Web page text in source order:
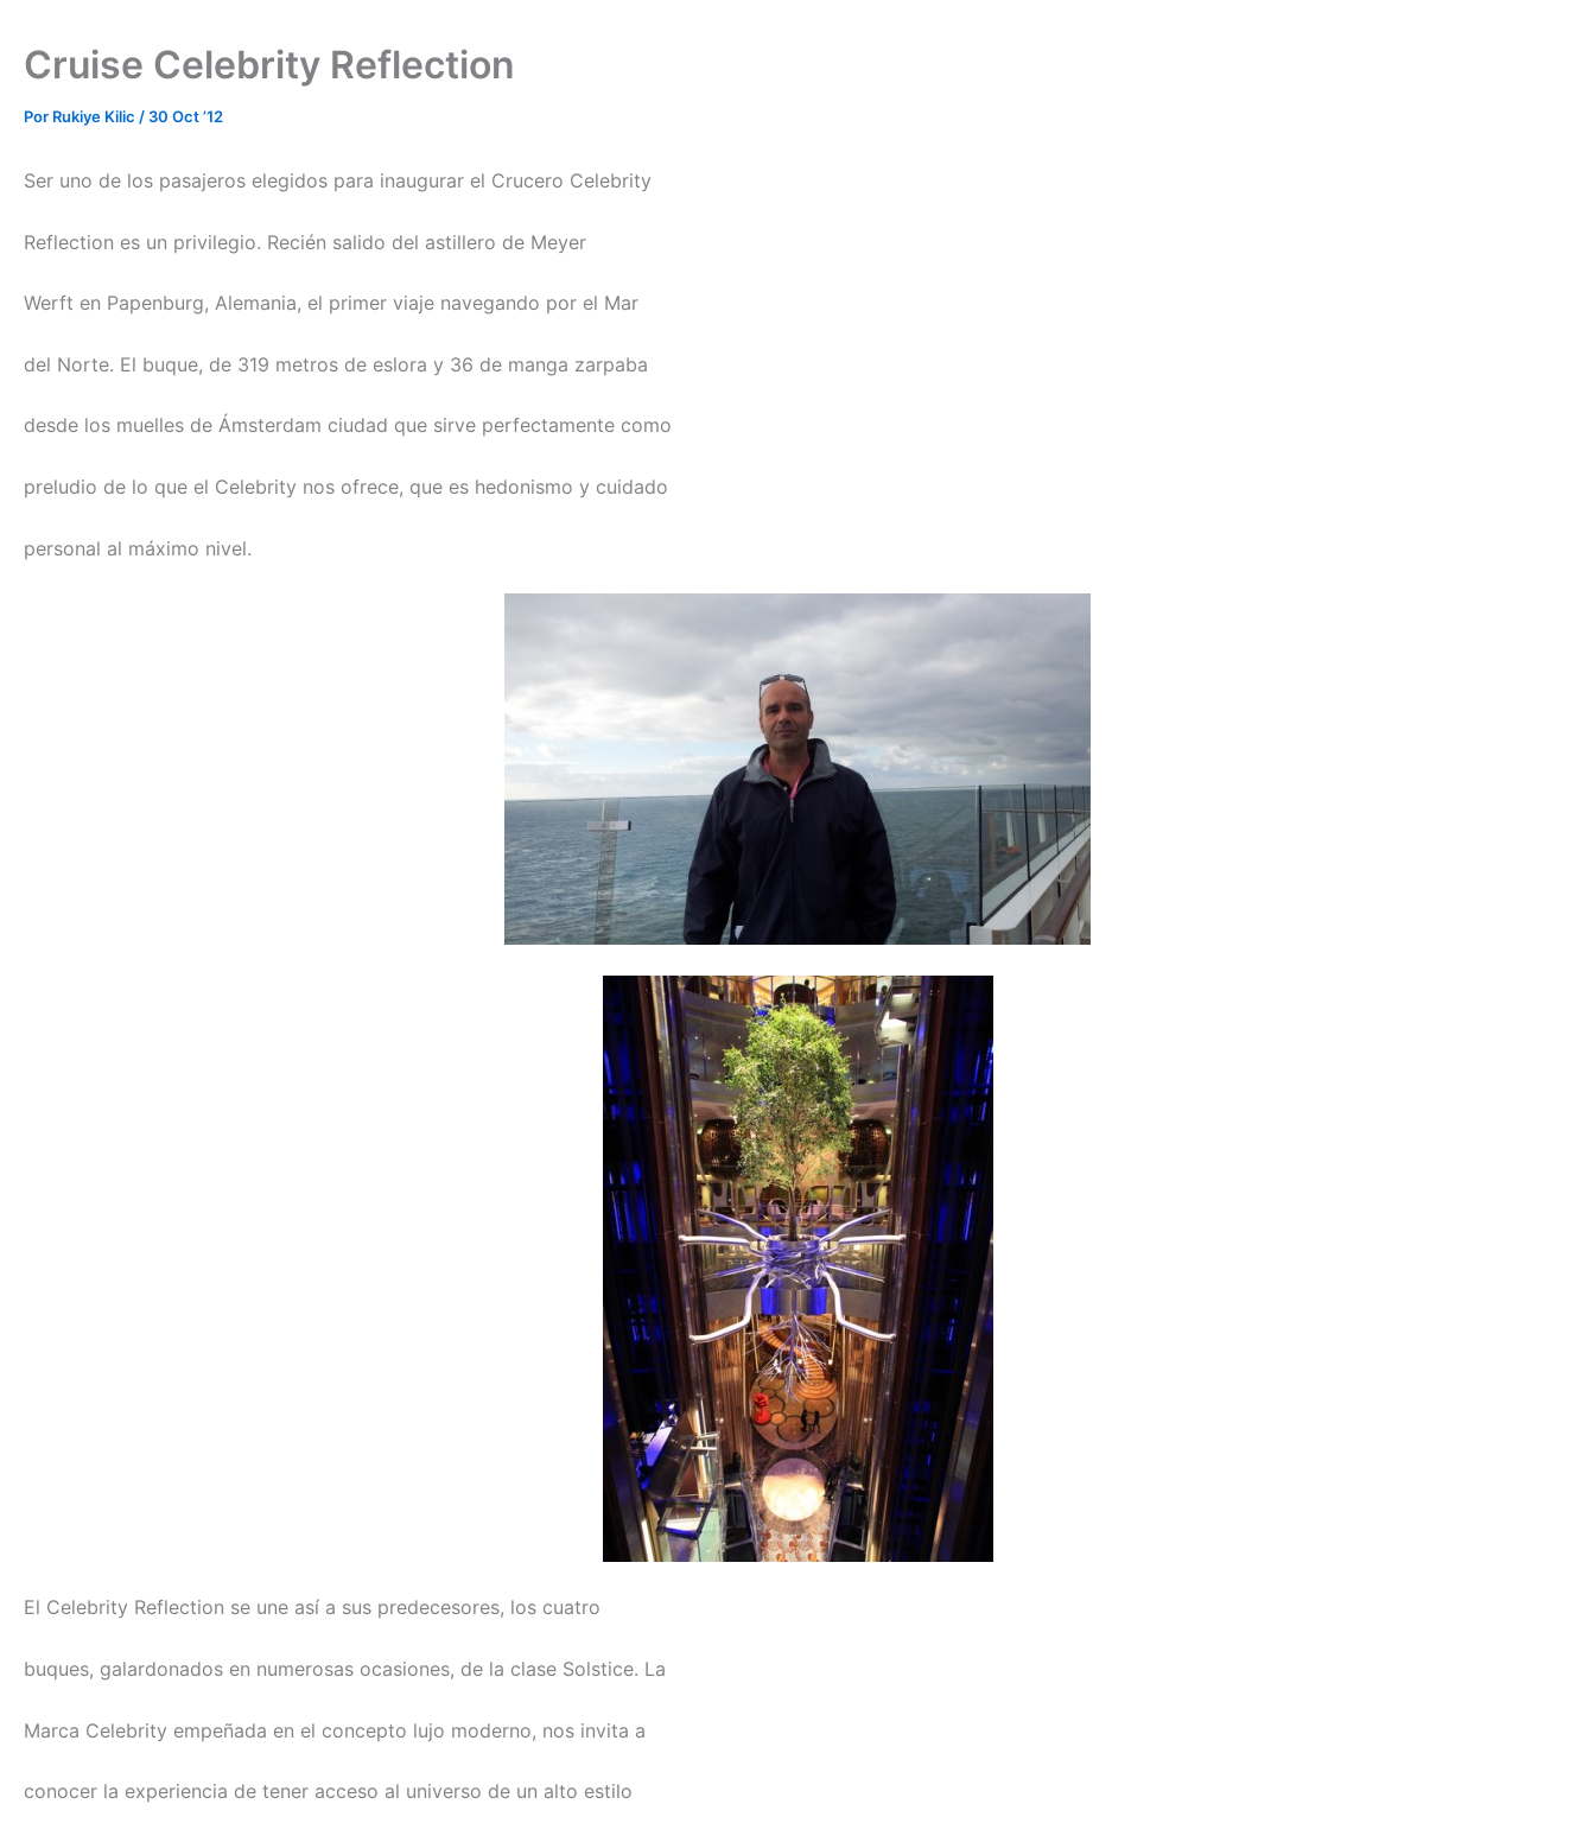
Cruise Celebrity Reflection
Por Rukiye Kilic / 30 Oct ’12
Ser uno de los pasajeros elegidos para inaugurar el Crucero Celebrity
Reflection es un privilegio. Recién salido del astillero de Meyer
Werft en Papenburg, Alemania, el primer viaje navegando por el Mar
del Norte. El buque, de 319 metros de eslora y 36 de manga zarpaba
desde los muelles de Ámsterdam ciudad que sirve perfectamente como
preludio de lo que el Celebrity nos ofrece, que es hedonismo y cuidado
personal al máximo nivel.
El Celebrity Reflection se une así a sus predecesores, los cuatro
buques, galardonados en numerosas ocasiones, de la clase Solstice. La
Marca Celebrity empeñada en el concepto lujo moderno, nos invita a
conocer la experiencia de tener acceso al universo de un alto estilo